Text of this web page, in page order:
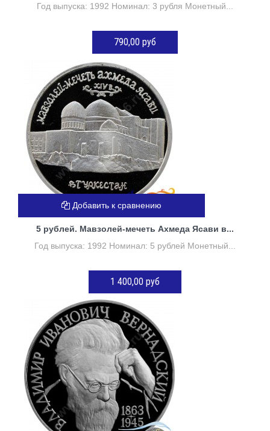
Год выпуска: 1992 Номинал: 3 рубля Монетный...
790,00 руб
Нет в наличии
5 рублей. Мавзолей-мечеть Ахмеда Ясави в...
Год выпуска: 1992 Номинал: 5 рублей Монетный...
1 400,00 руб
Нет в наличии
Добавить к сравнению